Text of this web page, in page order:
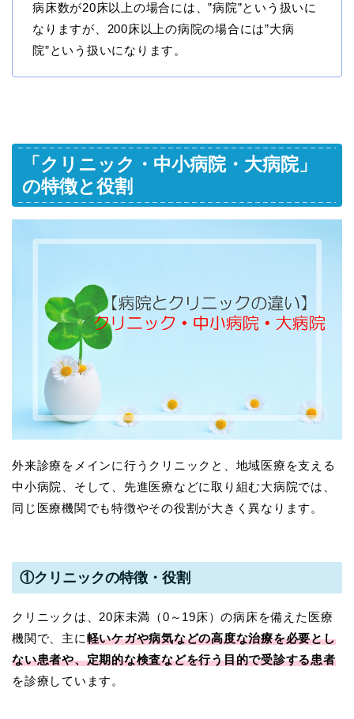
病床数が20床以上の場合には、”病院”という扱いに
なりますが、200床以上の病院の場合には”大病
院”という扱いになります。
「クリニック・中小病院・大病院」
の特徴と役割
外来診療をメインに行うクリニックと、地域医療を支える
中小病院、そして、先進医療などに取り組む大病院では、
同じ医療機関でも特徴やその役割が大きく異なります。
①クリニックの特徴・役割
クリニックは、20床未満（0～19床）の病床を備えた医療
機関で、主に軽いケガや病気などの高度な治療を必要とし
ない患者や、定期的な検査などを行う目的で受診する患者
を診療しています。